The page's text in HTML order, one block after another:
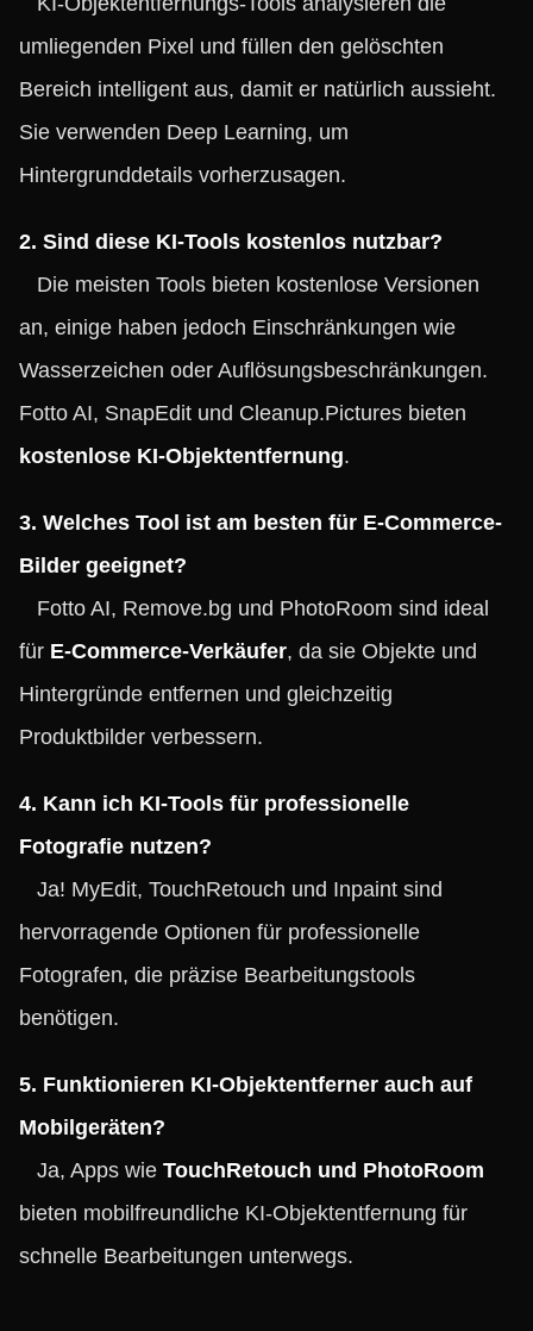
umliegenden Pixel und füllen den gelöschten
Bereich intelligent aus, damit er natürlich aussieht.
Sie verwenden Deep Learning, um
Hintergrunddetails vorherzusagen.
2. Sind diese KI-Tools kostenlos nutzbar?
Die meisten Tools bieten kostenlose Versionen
an, einige haben jedoch Einschränkungen wie
Wasserzeichen oder Auflösungsbeschränkungen.
Fotto AI, SnapEdit und Cleanup.Pictures bieten
kostenlose KI-Objektentfernung.
3. Welches Tool ist am besten für E-Commerce-
Bilder geeignet?
Fotto AI, Remove.bg und PhotoRoom sind ideal
für E-Commerce-Verkäufer, da sie Objekte und
Hintergründe entfernen und gleichzeitig
Produktbilder verbessern.
4. Kann ich KI-Tools für professionelle
Fotografie nutzen?
Ja! MyEdit, TouchRetouch und Inpaint sind
hervorragende Optionen für professionelle
Fotografen, die präzise Bearbeitungstools
benötigen.
5. Funktionieren KI-Objektentferner auch auf
Mobilgeräten?
Ja, Apps wie TouchRetouch und PhotoRoom
bieten mobilfreundliche KI-Objektentfernung für
schnelle Bearbeitungen unterwegs.